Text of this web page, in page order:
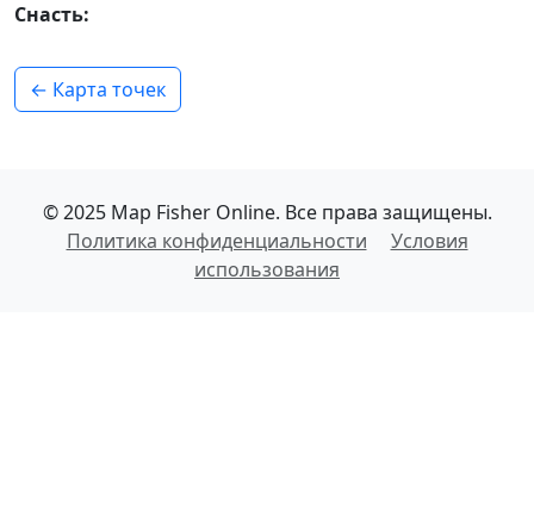
Снасть:
← Карта точек
© 2025 Map Fisher Online. Все права защищены.
Политика конфиденциальности
Условия
использования